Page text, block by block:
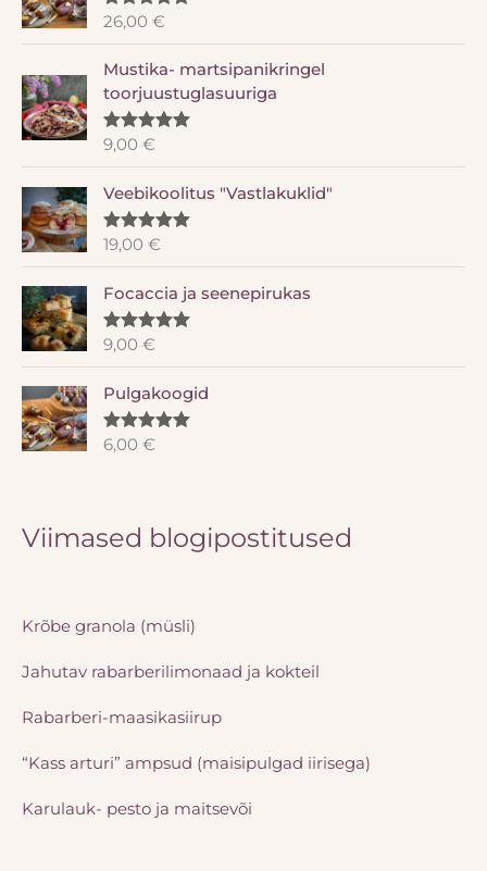
Hinnanguga
26,00 €
Mustika- martsipanikringel
toorjuustuglasuuriga
Hinnanguga
9,00 €
Veebikoolitus "Vastlakuklid"
Hinnanguga
19,00 €
Focaccia ja seenepirukas
Hinnanguga
9,00 €
Pulgakoogid
Hinnanguga
6,00 €
Viimased blogipostitused
Krõbe granola (müsli)
Jahutav rabarberilimonaad ja kokteil
Rabarberi-maasikasiirup
“Kass arturi” ampsud (maisipulgad iirisega)
Karulauk- pesto ja maitsevõi